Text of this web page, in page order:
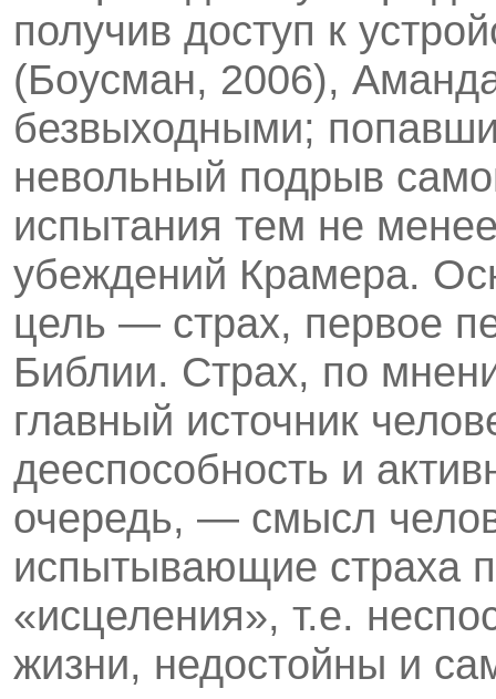
получив доступ к
(Боусман, 2006),
безвыходными;
невольный подрыв
испытания тем не
убеждений Крамера.
цель — страх, первое
Библии. Страх, по
главный источник
дееспособность и
очередь, — смысл
испытывающие страха
«исцеления», т.е.
жизни, недостойны и